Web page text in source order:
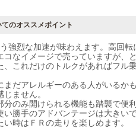
のオススメポイント
強烈な加速が味わえます。高回
コなイメージで売っていますが、
、これだけのトルクがあればフル
まだアレルギーのある人がいるか
ません。
分のみ開けられる機能も踏襲で便
勝手のアドバンテージは大きいで
時はＦＲの走りを楽しめます。